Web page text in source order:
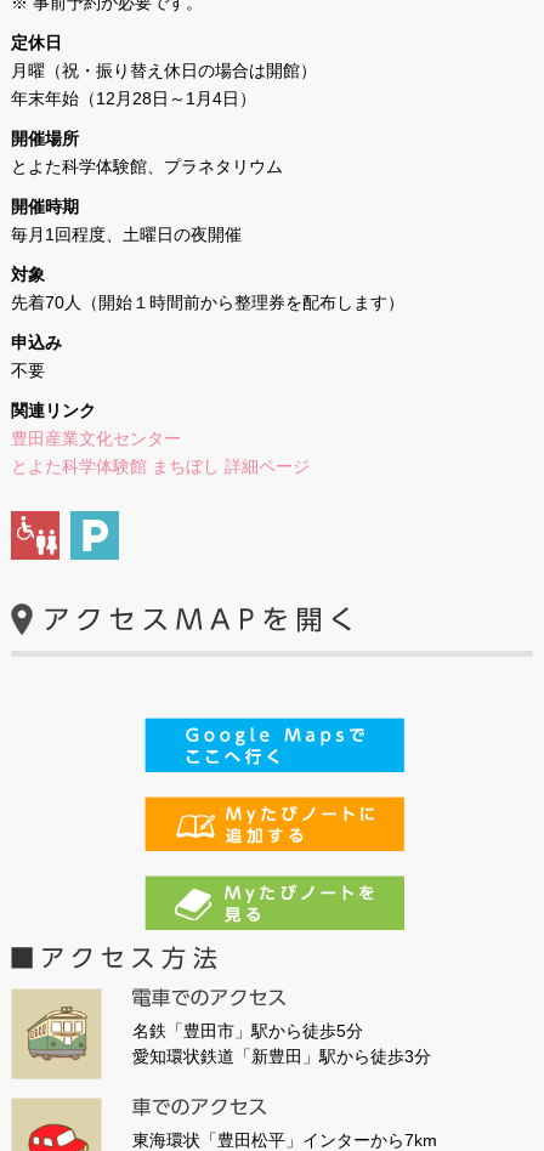
定休日
月曜（祝・振り替え休日の場合は開館）
年末年始（12月28日～1月4日）
開催場所
とよた科学体験館、プラネタリウム
開催時期
毎月1回程度、土曜日の夜開催
対象
先着70人（開始１時間前から整理券を配布します）
申込み
不要
関連リンク
豊田産業文化センター
とよた科学体験館 まちぼし 詳細ページ
名鉄「豊田市」駅から徒歩5分
愛知環状鉄道「新豊田」駅から徒歩3分
東海環状「豊田松平」インターから7km